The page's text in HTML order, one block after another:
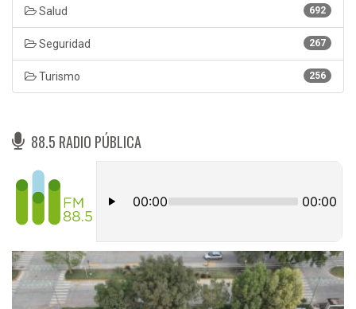
692
Salud
267
Seguridad
256
Turismo
88.5 RADIO PÚBLICA